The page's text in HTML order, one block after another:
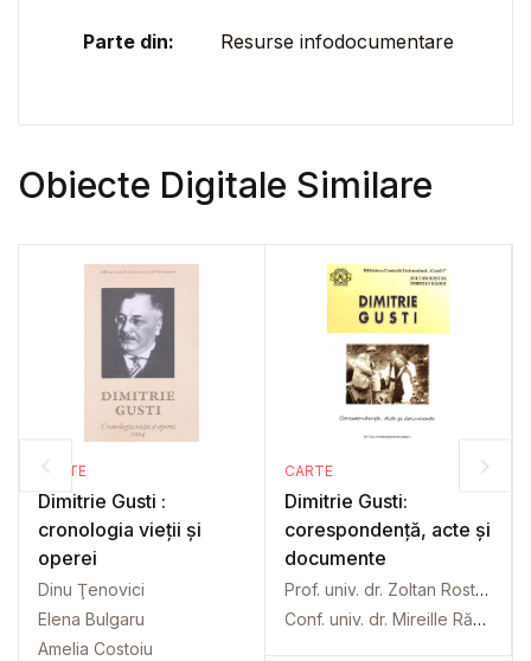
Parte din: Resurse infodocumentare
Obiecte Digitale Similare
CARTE
Dimitrie Gusti :
cronologia vieții și
operei
Dinu Ţenovici
Elena Bulgaru
Amelia Costoiu
CARTE
Dimitrie Gusti:
corespondență, acte și
documente
Prof. univ. dr. Zoltan Rostas
Conf. univ. dr. Mireille Rădoi